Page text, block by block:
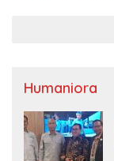
Humaniora